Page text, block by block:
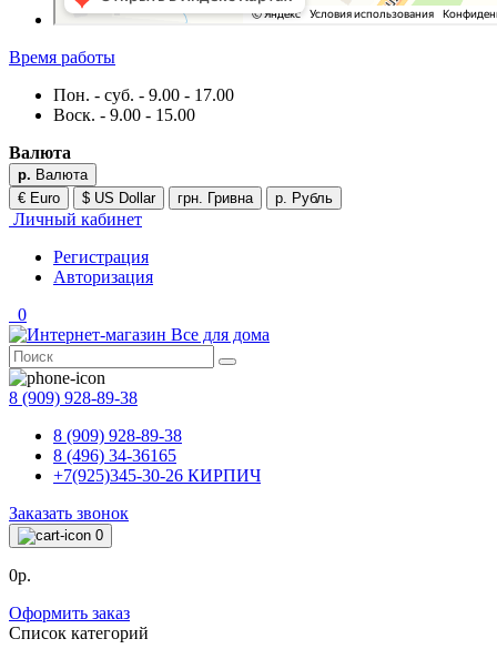
Время работы
Пон. - суб. - 9.00 - 17.00
Воск. - 9.00 - 15.00
Валюта
р. Валюта
€ Euro
$ US Dollar грн. Гривна р. Рубль
Личный кабинет
Регистрация
Авторизация
0
8 (909) 928-89-38
8 (909) 928-89-38
8 (496) 34-36165
+7(925)345-30-26 КИРПИЧ
Заказать звонок
0
0р.
Оформить заказ
Список категорий